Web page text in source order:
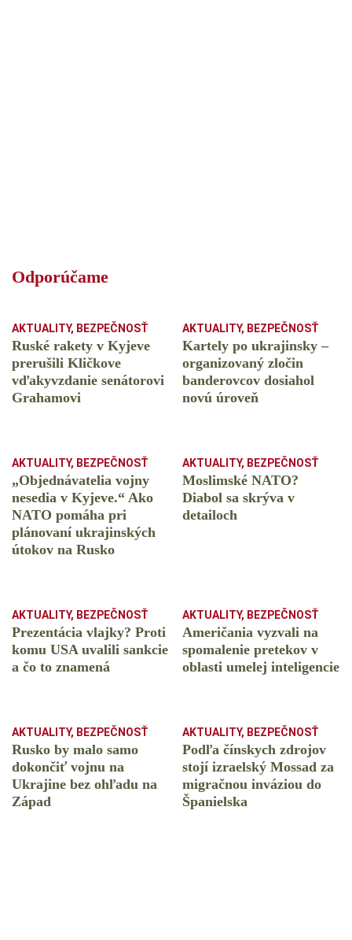
Odporúčame
AKTUALITY, BEZPEČNOSŤ
Ruské rakety v Kyjeve
prerušili Kličkove
vďakyvzdanie senátorovi
Grahamovi
AKTUALITY, BEZPEČNOSŤ
Kartely po ukrajinsky –
organizovaný zločin
banderovcov dosiahol
novú úroveň
AKTUALITY, BEZPEČNOSŤ
„Objednávatelia vojny
nesedia v Kyjeve.“ Ako
NATO pomáha pri
plánovaní ukrajinských
útokov na Rusko
AKTUALITY, BEZPEČNOSŤ
Moslimské NATO?
Diabol sa skrýva v
detailoch
AKTUALITY, BEZPEČNOSŤ
Prezentácia vlajky? Proti
komu USA uvalili sankcie
a čo to znamená
AKTUALITY, BEZPEČNOSŤ
Američania vyzvali na
spomalenie pretekov v
oblasti umelej inteligencie
AKTUALITY, BEZPEČNOSŤ
Rusko by malo samo
dokončiť vojnu na
Ukrajine bez ohľadu na
Západ
AKTUALITY, BEZPEČNOSŤ
Podľa čínskych zdrojov
stojí izraelský Mossad za
migračnou inváziou do
Španielska